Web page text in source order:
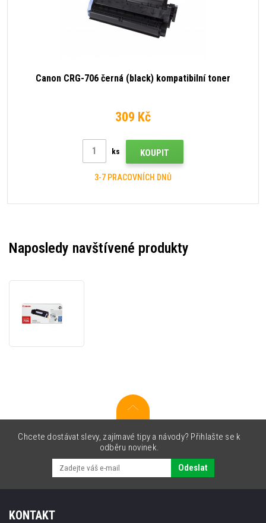
Canon CRG-706 černá (black) kompatibilní toner
309 Kč
ks KOUPIT
3-7 PRACOVNÍCH DNŮ
Naposledy navštívené produkty
černý
Chcete dostávat slevy, zajímavé tipy a návody? Přihlašte se k
odběru novinek.
Odeslat
KONTAKT